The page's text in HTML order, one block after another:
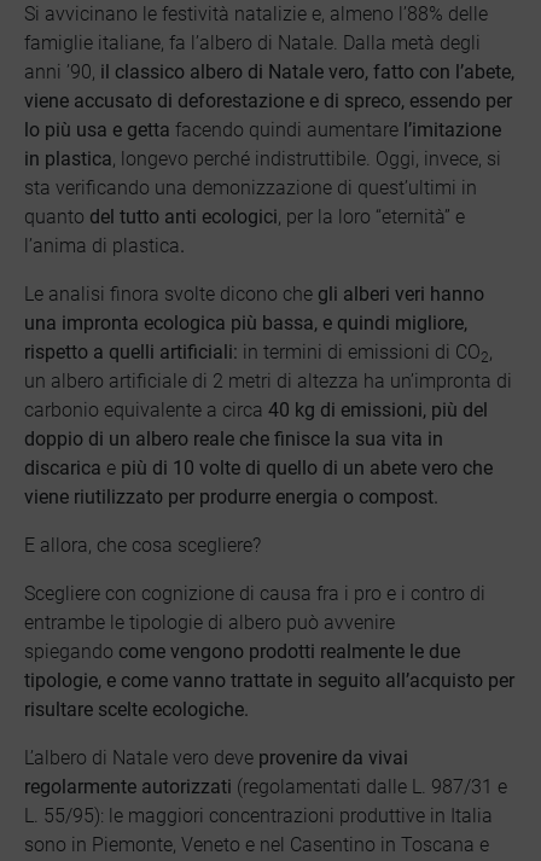
Si avvicinano le festività natalizie e, almeno l’88% delle
famiglie italiane, fa l’albero di Natale. Dalla metà degli
anni ’90, il classico albero di Natale vero, fatto con l’abete,
viene accusato di deforestazione e di spreco, essendo per
lo più usa e getta facendo quindi aumentare l’imitazione
in plastica, longevo perché indistruttibile. Oggi, invece, si
sta verificando una demonizzazione di quest’ultimi in
quanto del tutto anti ecologici, per la loro “eternità” e
l’anima di plastica.
Le analisi finora svolte dicono che gli alberi veri hanno
una impronta ecologica più bassa, e quindi migliore,
rispetto a quelli artificiali: in termini di emissioni di CO2,
un albero artificiale di 2 metri di altezza ha un’impronta di
carbonio equivalente a circa 40 kg di emissioni, più del
doppio di un albero reale che finisce la sua vita in
discarica e più di 10 volte di quello di un abete vero che
viene riutilizzato per produrre energia o compost.
E allora, che cosa scegliere?
Scegliere con cognizione di causa fra i pro e i contro di
entrambe le tipologie di albero può avvenire
spiegando come vengono prodotti realmente le due
tipologie, e come vanno trattate in seguito all’acquisto per
risultare scelte ecologiche.
L’albero di Natale vero deve provenire da vivai
regolarmente autorizzati (regolamentati dalle L. 987/31 e
L. 55/95): le maggiori concentrazioni produttive in Italia
sono in Piemonte, Veneto e nel Casentino in Toscana e